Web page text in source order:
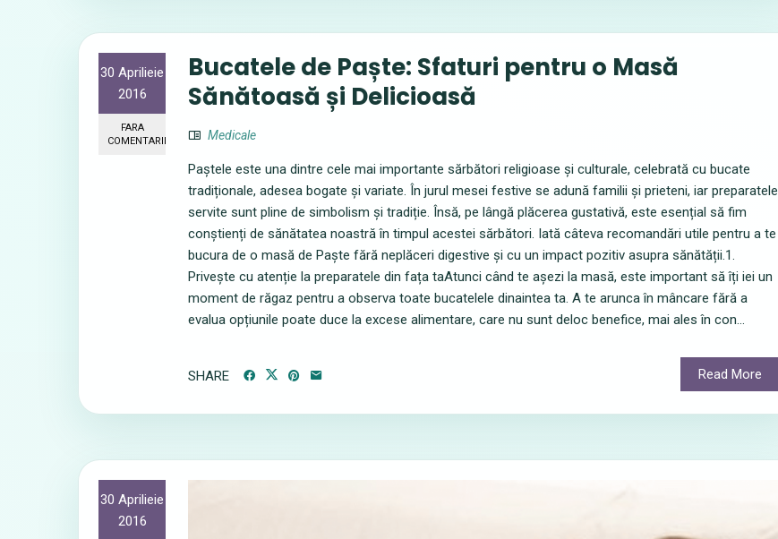
30 Aprilieie
2016
FARA
COMENTARII
Bucatele de Paște: Sfaturi pentru o Masă
Sănătoasă și Delicioasă
Medicale
Paștele este una dintre cele mai importante sărbători religioase și culturale, celebrată cu bucate
tradiționale, adesea bogate și variate. În jurul mesei festive se adună familii și prieteni, iar preparatele
servite sunt pline de simbolism și tradiție. Însă, pe lângă plăcerea gustativă, este esențial să fim
conștienți de sănătatea noastră în timpul acestei sărbători. Iată câteva recomandări utile pentru a te
bucura de o masă de Paște fără neplăceri digestive și cu un impact pozitiv asupra sănătății.1.
Privește cu atenție la preparatele din fața taAtunci când te așezi la masă, este important să îți iei un
moment de răgaz pentru a observa toate bucatelele dinaintea ta. A te arunca în mâncare fără a
evalua opțiunile poate duce la excese alimentare, care nu sunt deloc benefice, mai ales în con...
Read More
SHARE
30 Aprilieie
2016